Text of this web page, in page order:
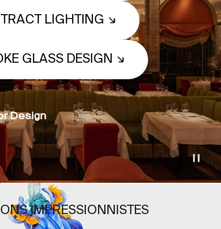
LIGHTING
GLASS DESIGN
Design
1 Aller à l'élément 2
IMPRESSIONNISTES